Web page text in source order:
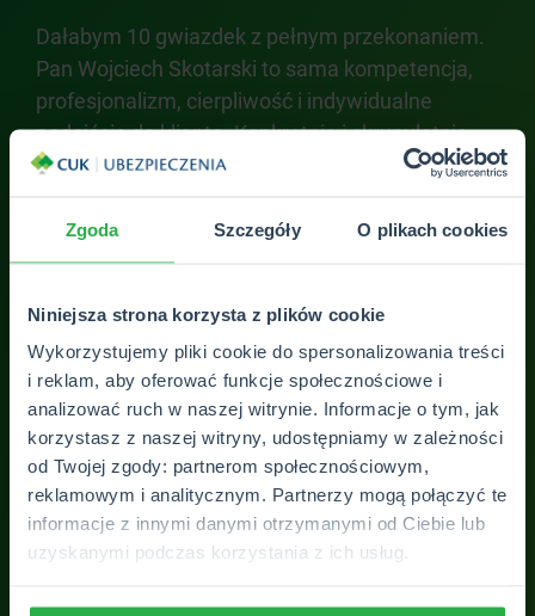
Zgoda Szczegóły O plikach cookies
Niniejsza strona korzysta z plików cookie
Wykorzystujemy pliki cookie do spersonalizowania treści
i reklam, aby oferować funkcje społecznościowe i
analizować ruch w naszej witrynie. Informacje o tym, jak
korzystasz z naszej witryny, udostępniamy w zależności
od Twojej zgody: partnerom społecznościowym,
reklamowym i analitycznym. Partnerzy mogą połączyć te
informacje z innymi danymi otrzymanymi od Ciebie lub
uzyskanymi podczas korzystania z ich usług.
Dałabym 10 gwiazdek z pełnym przekonaniem.
Pan Wojciech Skotarski to sama kompetencja,
profesjonalizm, cierpliwość i indywidualne
podejście do klienta. Konkretnie i skrupulatnie
wszystko wytłumaczył, dopasował odpowiednią
podejściem do klienta. Polecam!
na
ZOBACZ WSZYSTKIE OPINIE